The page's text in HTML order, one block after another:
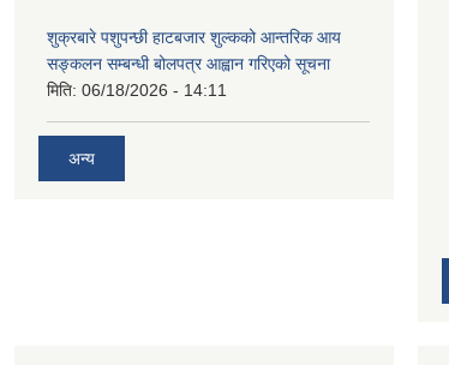
शुक्रबारे पशुपन्छी हाटबजार शुल्कको आन्तरिक आय
सङ्कलन सम्बन्धी बोलपत्र आह्वान गरिएको सूचना
मिति: 06/18/2026 - 14:11
अन्य